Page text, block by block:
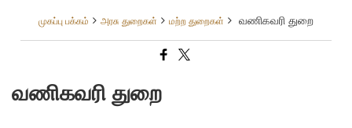
முகப்பு பக்கம் அரசு துறைகள் மற்ற துறைகள் வணிகவரி துறை
வணிகவரி துறை